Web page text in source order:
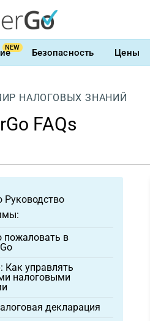
NEW Безопасность Цены
НАЛОГОВЫХ ЗНАНИЙ
FAQs
Руководство
пожаловать в
Как управлять
налоговыми
декларация